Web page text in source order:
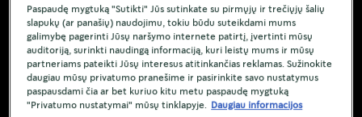
Paspaudę mygtuką "Sutikti" Jūs sutinkate su pirmųjų ir trečiųjų šalių
slapukų (ar panašių) naudojimu, tokiu būdu suteikdami mums
galimybę pagerinti Jūsų naršymo internete patirtį, įvertinti mūsų
auditoriją, surinkti naudingą informaciją, kuri leistų mums ir mūsų
partneriams pateikti Jūsų interesus atitinkančias reklamas. Sužinokite
daugiau mūsų privatumo pranešime ir pasirinkite savo nustatymus
paspausdami čia ar bet kuriuo kitu metu paspaudę mygtuką
"Privatumo nustatymai" mūsų tinklapyje.
Daugiau informacijos